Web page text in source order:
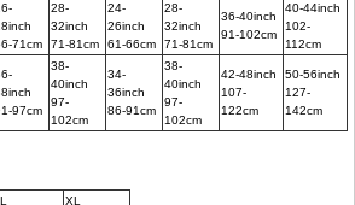
71cm
28-
32inch
71-81cm
24-
26inch
61-66cm
28-
32inch
71-81cm
36-40inch
91-102cm
40-44inch
102-
112cm
97cm
38-
40inch
97-
102cm
34-
36inch
86-91cm
38-
40inch
97-
102cm
42-48inch
107-
122cm
50-56inch
127-
142cm
L XL